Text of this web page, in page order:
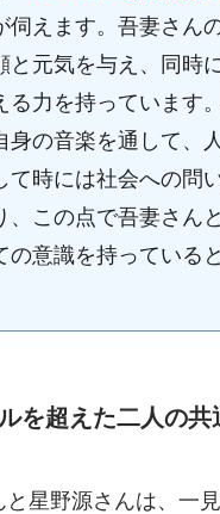
伺えます。吾妻さん
と元気を与え、同時
る力を持っています
身の音楽を通して、
て時には社会への問
、この点で吾妻さん
の意識を持っている
を超えた二人の共
星野源さんは、一